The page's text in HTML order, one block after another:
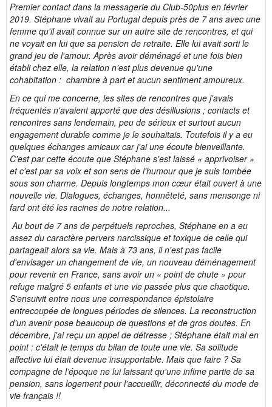
Premier contact dans la messagerie du Club-50plus en février
2019. Stéphane vivait au Portugal depuis près de 7 ans avec une
femme qu'il avait connue sur un autre site de rencontres, et qui
ne voyait en lui que sa pension de retraite. Elle lui avait sorti le
grand jeu de l'amour. Après avoir déménagé et une fois bien
établi chez elle, la relation n’est plus devenue qu'une
cohabitation : chambre à part et aucun sentiment amoureux.
En ce qui me concerne, les sites de rencontres que j'avais
fréquentés n'avaient apporté que des désillusions ; contacts et
rencontres sans lendemain, peu de sérieux et surtout aucun
engagement durable comme je le souhaitais. Toutefois il y a eu
quelques échanges amicaux car j'ai une écoute bienveillante.
C'est par cette écoute que Stéphane s'est laissé « apprivoiser »
et c'est par sa voix et son sens de l'humour que je suis tombée
sous son charme. Depuis longtemps mon cœur était ouvert à une
nouvelle vie. Dialogues, échanges, honnêteté, sans mensonge ni
fard ont été les racines de notre relation...
Au bout de 7 ans de perpétuels reproches, Stéphane en a eu
assez du caractère pervers narcissique et toxique de celle qui
partageait alors sa vie. Mais à 73 ans, il n'est pas facile
d'envisager un changement de vie, un nouveau déménagement
pour revenir en France, sans avoir un « point de chute » pour
refuge malgré 5 enfants et une vie passée plus que chaotique.
S'ensuivit entre nous une correspondance épistolaire
entrecoupée de longues périodes de silences. La reconstruction
d'un avenir pose beaucoup de questions et de gros doutes. En
décembre, j'ai reçu un appel de détresse ; Stéphane était mal en
point : c'était le temps du bilan de toute une vie. Sa solitude
affective lui était devenue insupportable. Mais que faire ? Sa
compagne de l’époque ne lui laissant qu'une infime partie de sa
pension, sans logement pour l'accueillir, déconnecté du mode de
vie français !!